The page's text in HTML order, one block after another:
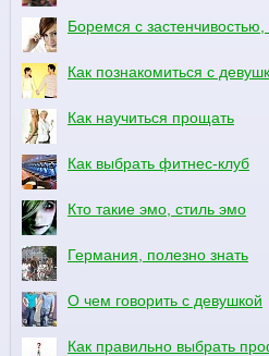
Боремся с застенчивостью,
Как познакомиться с
Как научиться прощать
Как выбрать фитнес-клуб
Кто такие эмо, стиль эмо
Германия, полезно знать
О чем говорить с девушкой
Как правильно выбрать